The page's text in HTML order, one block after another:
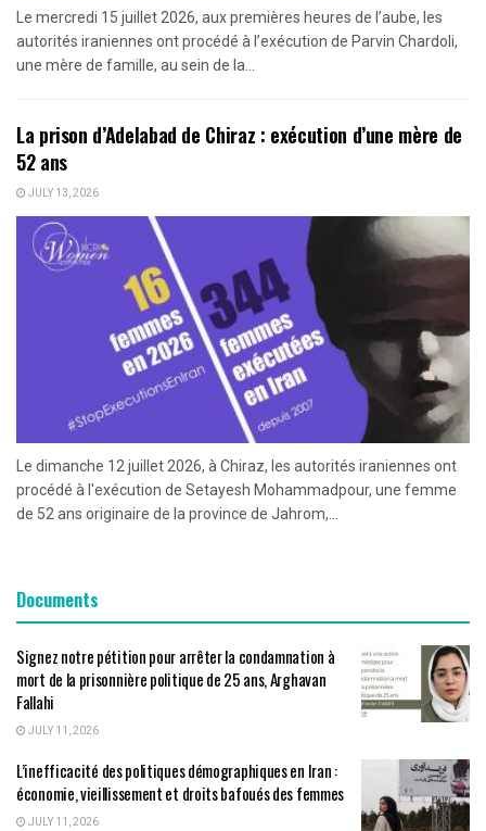
Le mercredi 15 juillet 2026, aux premières heures de l’aube, les
autorités iraniennes ont procédé à l’exécution de Parvin Chardoli,
une mère de famille, au sein de la...
La prison d’Adelabad de Chiraz : exécution d’une mère de
52 ans
JULY 13, 2026
Le dimanche 12 juillet 2026, à Chiraz, les autorités iraniennes ont
procédé à l'exécution de Setayesh Mohammadpour, une femme
de 52 ans originaire de la province de Jahrom,...
Documents
Signez notre pétition pour arrêter la condamnation à
mort de la prisonnière politique de 25 ans, Arghavan
Fallahi
JULY 11, 2026
L’inefficacité des politiques démographiques en Iran :
économie, vieillissement et droits bafoués des femmes
JULY 11, 2026